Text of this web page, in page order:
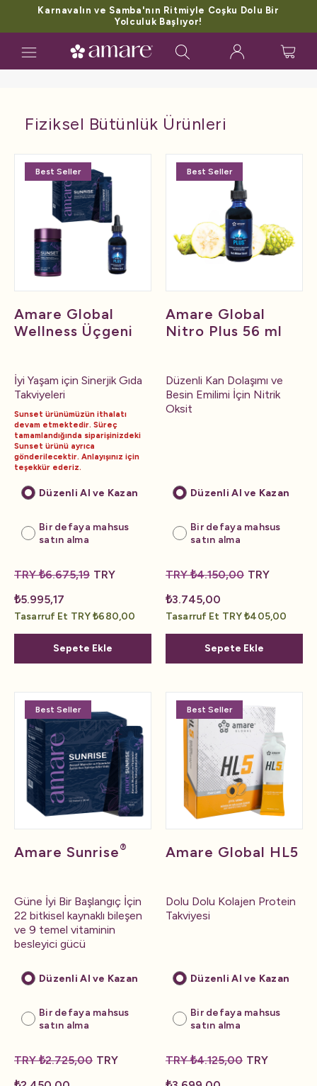
Karnavalın ve Samba'nın Ritmiyle Coşku Dolu Bir
Yolculuk Başlıyor!
Toggle
navigation
Fiziksel Bütünlük Ürünleri
Best Seller
Amare Global
Wellness Üçgeni
İyi Yaşam için Sinerjik Gıda
Takviyeleri
Sunset ürünümüzün ithalatı
devam etmektedir. Süreç
tamamlandığında siparişinizdeki
Sunset ürünü ayrıca
gönderilecektir. Anlayışınız için
teşekkür ederiz.
Düzenli Al ve Kazan
Bir defaya mahsus
satın alma
TRY ₺6.675,19 TRY
₺5.995,17
Tasarruf Et TRY ₺680,00
Sepete Ekle
Best Seller
Amare Global
Nitro Plus 56 ml
Düzenli Kan Dolaşımı ve
Besin Emilimi İçin Nitrik
Oksit
Düzenli Al ve Kazan
Bir defaya mahsus
satın alma
TRY ₺4.150,00 TRY
₺3.745,00
Tasarruf Et TRY ₺405,00
Sepete Ekle
Best Seller
Amare Sunrise®
Güne İyi Bir Başlangıç İçin
22 bitkisel kaynaklı bileşen
ve 9 temel vitaminin
besleyici gücü
Düzenli Al ve Kazan
Bir defaya mahsus
satın alma
TRY ₺2.725,00 TRY
Best Seller
Amare Global HL5
Dolu Dolu Kolajen Protein
Takviyesi
Düzenli Al ve Kazan
Bir defaya mahsus
satın alma
TRY ₺4.125,00 TRY